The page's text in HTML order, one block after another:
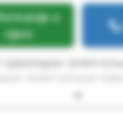
cijeni
Gabelstapler GmbH
Gabelstapler GmbH